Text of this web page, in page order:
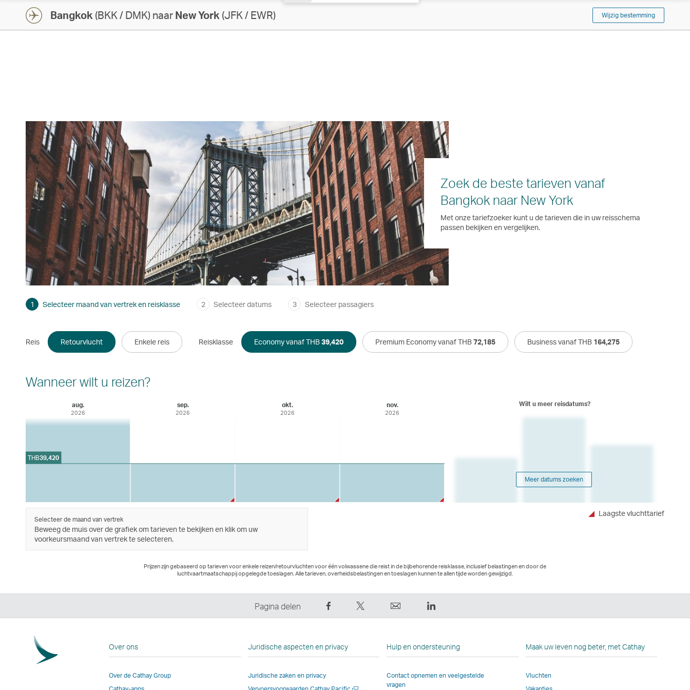
Bangkok (BKK / DMK) naarNew York (JFK / EWR) Wijzig bestemming
Zoek de beste tarieven vanaf
Bangkok naar New York
Met onze tariefzoeker kunt u de tarieven die in uw reisschema
passen bekijken en vergelijken.
1 Selecteer maand van vertrek en reisklasse 2 Selecteer datums 3 Selecteer passagiers
Reis Retourvlucht Enkele reis Reisklasse Economy vanaf THB39,420 Premium Economy vanaf THB72,185 Business vanaf THB 164,275
Wanneer wilt u reizen?
aug.
2026
sep.
2026
okt.
2026
nov.
2026
THB39,420
Wilt u meer reisdatums?
Meer datums zoeken
Selecteer de maand van vertrek
Beweeg de muis over de grafiek om tarieven te bekijken en klik om uw
voorkeursmaand van vertrek te selecteren.
Laagste vluchttarief
Prijzen zijn gebaseerd op tarieven voor enkele reizen/retourvluchten voor één volwassene die reist in de bijbehorende reisklasse, inclusief belastingen en door de
luchtvaartmaatschappij opgelegde toeslagen. Alle tarieven, overheidsbelastingen en toeslagen kunnen te allen tijde worden gewijzigd.
Pagina delen
op
–
Link
dit
opent
mail
opent
een
LinkedIn
Deze
opent
in
nieuw
Over ons
Over de Cathay Group
Juridische aspecten en privacy
Juridische zaken en privacy
Nieuw
Hulp en ondersteuning
Contact opnemen en veelgestelde
vragen
Maak uw leven nog beter, met Cathay
Vluchten